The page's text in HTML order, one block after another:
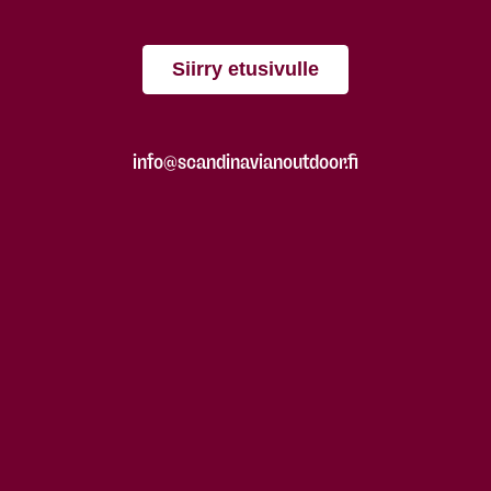
Siirry etusivulle
info@scandinavianoutdoor.fi